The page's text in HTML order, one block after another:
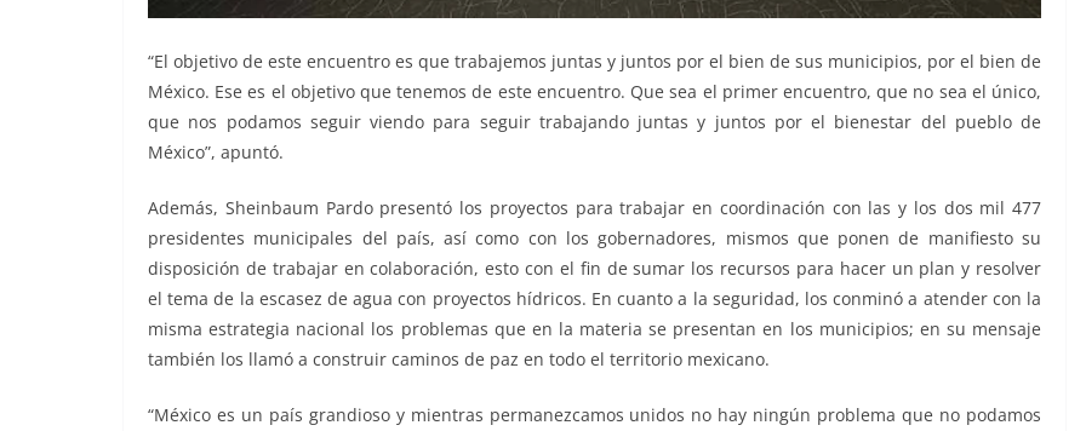
“El objetivo de este encuentro es que trabajemos juntas y juntos por el bien de sus municipios, por el bien de
México. Ese es el objetivo que tenemos de este encuentro. Que sea el primer encuentro, que no sea el único,
que nos podamos seguir viendo para seguir trabajando juntas y juntos por el bienestar del pueblo de
México”, apuntó.
Además, Sheinbaum Pardo presentó los proyectos para trabajar en coordinación con las y los dos mil 477
presidentes municipales del país, así como con los gobernadores, mismos que ponen de manifiesto su
disposición de trabajar en colaboración, esto con el fin de sumar los recursos para hacer un plan y resolver
el tema de la escasez de agua con proyectos hídricos. En cuanto a la seguridad, los conminó a atender con la
misma estrategia nacional los problemas que en la materia se presentan en los municipios; en su mensaje
también los llamó a construir caminos de paz en todo el territorio mexicano.
“México es un país grandioso y mientras permanezcamos unidos no hay ningún problema que no podamos